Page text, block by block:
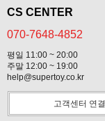
CS CENTER
070-7648-4852
평일 11:00 ~ 20:00
주말 12:00 ~ 19:00
help@supertoy.co.kr
고객센터 연결